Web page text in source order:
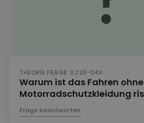
THEORIE FRAGE: 2.2.23-049
Warum ist das Fahren ohne
Motorradschutzkleidung